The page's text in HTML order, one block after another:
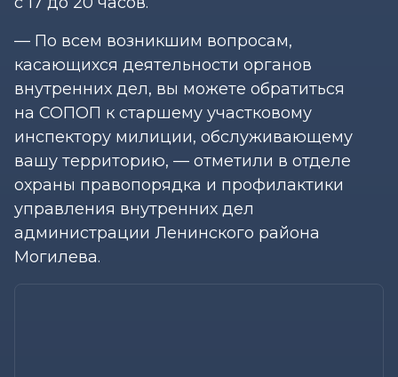
— По всем возникшим вопросам,
касающихся деятельности органов
внутренних дел, вы можете обратиться
на СОПОП к старшему участковому
инспектору милиции, обслуживающему
вашу территорию, — отметили в отделе
охраны правопорядка и профилактики
управления внутренних дел
администрации Ленинского района
Могилева.